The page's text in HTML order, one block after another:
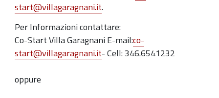
start@villagaragnani.it.
Per Informazioni contattare:
Co-Start Villa Garagnani E-mail:co-
start@villagaragnani.it- Cell: 346.6541232
oppure